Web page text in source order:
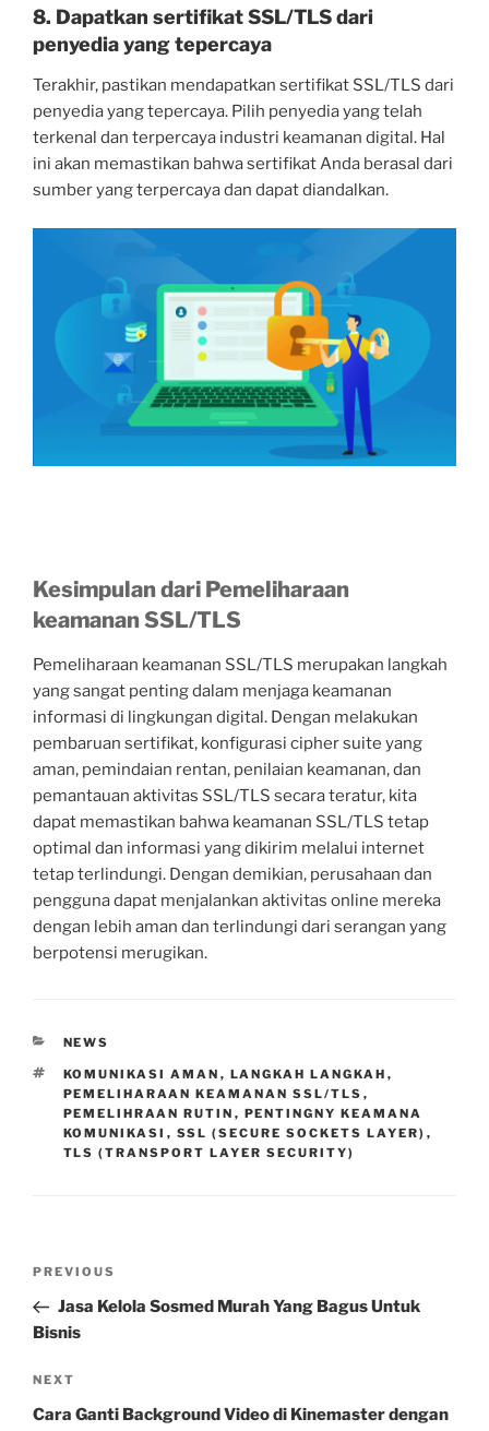
8. Dapatkan sertifikat SSL/TLS dari
penyedia yang tepercaya
Terakhir, pastikan mendapatkan sertifikat SSL/TLS dari
penyedia yang tepercaya. Pilih penyedia yang telah
terkenal dan terpercaya industri keamanan digital. Hal
ini akan memastikan bahwa sertifikat Anda berasal dari
sumber yang terpercaya dan dapat diandalkan.
Kesimpulan dari Pemeliharaan
keamanan SSL/TLS
Pemeliharaan keamanan SSL/TLS merupakan langkah
yang sangat penting dalam menjaga keamanan
informasi di lingkungan digital. Dengan melakukan
pembaruan sertifikat, konfigurasi cipher suite yang
aman, pemindaian rentan, penilaian keamanan, dan
pemantauan aktivitas SSL/TLS secara teratur, kita
dapat memastikan bahwa keamanan SSL/TLS tetap
optimal dan informasi yang dikirim melalui internet
tetap terlindungi. Dengan demikian, perusahaan dan
pengguna dapat menjalankan aktivitas online mereka
dengan lebih aman dan terlindungi dari serangan yang
berpotensi merugikan.
CATEGORIES
NEWS
TAGS
KOMUNIKASI AMAN , LANGKAH LANGKAH ,
PEMELIHARAAN KEAMANAN SSL/TLS ,
PEMELIHRAAN RUTIN , PENTINGNY KEAMANA
KOMUNIKASI , SSL (SECURE SOCKETS LAYER) ,
TLS (TRANSPORT LAYER SECURITY)
Previous
Post
PREVIOUS
Jasa Kelola Sosmed Murah Yang Bagus Untuk
Bisnis
Next
Post
NEXT
Cara Ganti Background Video di Kinemaster dengan